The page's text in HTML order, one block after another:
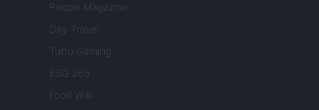
People Magazine
Day Travel
Tutto Gaming
ESG 365
Food Wiki